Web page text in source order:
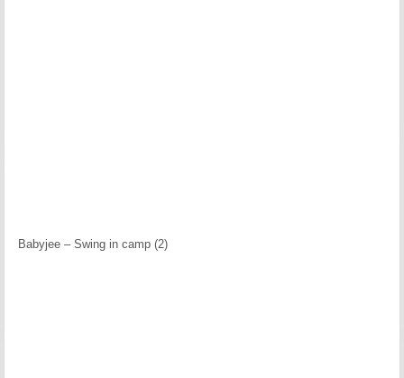
Babyjee – Swing in camp (2)